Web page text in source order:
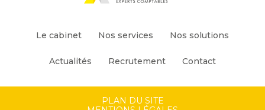
FooterLe cabinet Nos services Nos solutions
Actualités Recrutement Contact
PLAN DU SITE